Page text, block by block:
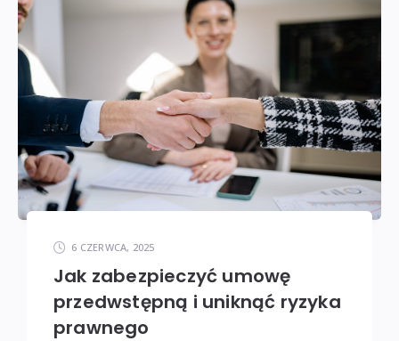
6 CZERWCA, 2025
Jak zabezpieczyć umowę
przedwstępną i uniknąć ryzyka
prawnego